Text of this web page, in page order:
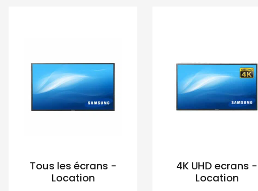
Tous les écrans -
Location
4K UHD ecrans -
Location